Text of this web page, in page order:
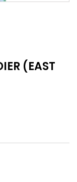
(EAST